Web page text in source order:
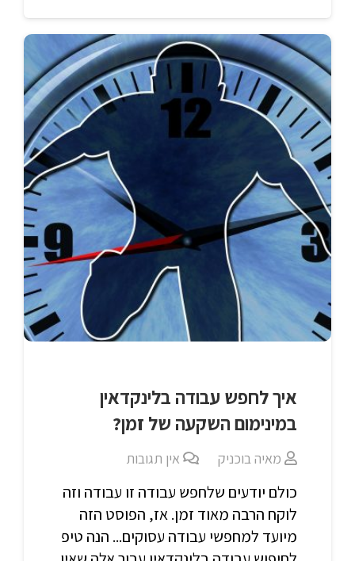
איך לחפש עבודה בלינקדאין
במינימום השקעה של זמן?
מאיה בוכניק אין תגובות
כולם יודעים שלחפש עבודה זו עבודה וזה
לוקח הרבה מאוד זמן. אז, הפוסט הזה
מיועד למחפשי עבודה עסוקים... הנה טיפ